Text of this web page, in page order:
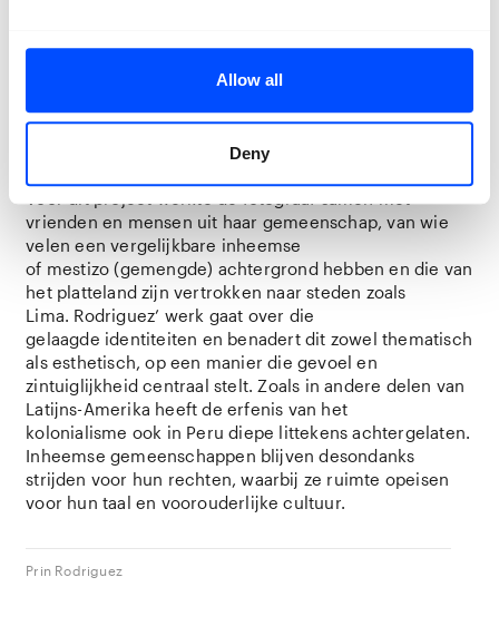
Allow all
Deny
binnenvallen. Pariacaca’s kinderen lijken betoverd, hun
identiteiten en persoonlijkheden ontvouwen zich
terwijl ze dansen en dromen. De nacht versterkt dit
vrienden en mensen uit haar gemeenschap, van wie
velen een vergelijkbare inheemse
of mestizo (gemengde) achtergrond hebben en die van
het platteland zijn vertrokken naar steden zoals
Lima. Rodriguez’ werk gaat over die
gelaagde identiteiten en benadert dit zowel thematisch
als esthetisch, op een manier die gevoel en
zintuiglijkheid centraal stelt. Zoals in andere delen van
Latijns-Amerika heeft de erfenis van het
kolonialisme ook in Peru diepe littekens achtergelaten.
Inheemse gemeenschappen blijven desondanks
strijden voor hun rechten, waarbij ze ruimte opeisen
voor hun taal en voorouderlijke cultuur.
Prin Rodriguez